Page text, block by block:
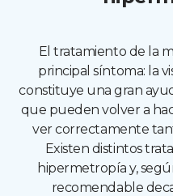
El tratamiento de la
principal síntoma: la
constituye una gran
que pueden volver a
ver correctamente
Existen distintos
hipermetropía y,
recomendable